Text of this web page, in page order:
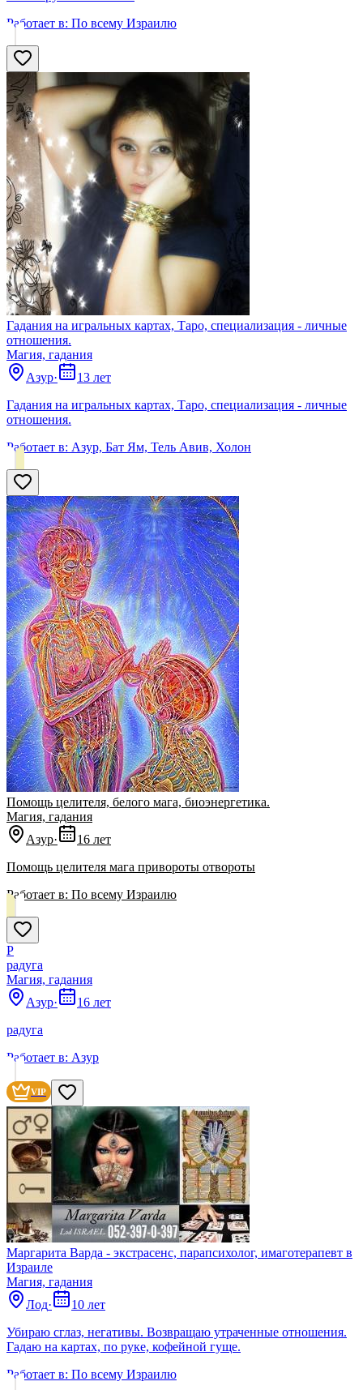
Работает в: По всему Израилю
Гадания на игральных картах, Таро, специализация - личные
отношения.
Магия, гадания
Азур·
13 лет
Гадания на игральных картах, Таро, специализация - личные
отношения.
Работает в: Азур, Бат Ям, Тель Авив, Холон
Помощь целителя, белого мага, биоэнергетика.
Магия, гадания
Азур·
16 лет
Помощь целителя мага привороты отвороты
Работает в: По всему Израилю
Р
радуга
Магия, гадания
Азур·
16 лет
радуга
Работает в: Азур
VIP
Маргарита Варда - экстрасенс, парапсихолог, имаготерапевт в
Израиле
Магия, гадания
Лод·
10 лет
Убираю сглаз, негативы. Возвращаю утраченные отношения.
Гадаю на картах, по руке, кофейной гуще.
Работает в: По всему Израилю